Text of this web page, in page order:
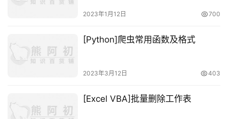
2023年1月12日 700
[Python]爬虫常用函数及格式
2023年3月12日 403
[Excel VBA]批量删除工作表